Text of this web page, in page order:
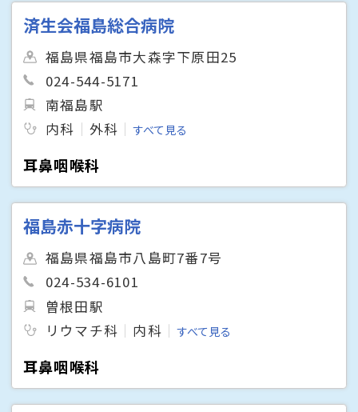
済生会福島総合病院
福島県福島市大森字下原田25
024-544-5171
南福島駅
内科
外科 すべて見る
耳鼻咽喉科
福島赤十字病院
福島県福島市八島町7番7号
024-534-6101
曽根田駅
リウマチ科
内科 すべて見る
耳鼻咽喉科